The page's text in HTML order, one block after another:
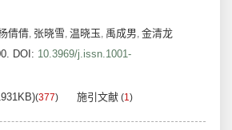
倩倩, 张晓雪, 温晓玉, 禹成男, 金清龙
DOI: 10.3969/j.issn.1001-
(377) 施引文献 (1)